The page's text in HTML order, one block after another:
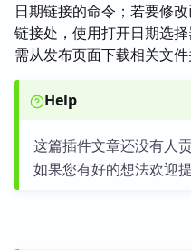
日期链接的命令；若要修
链接处，使用打开日期选
需从发布页面下载相关文件
Help
这篇插件文章还没有人
如果您有好的想法欢迎